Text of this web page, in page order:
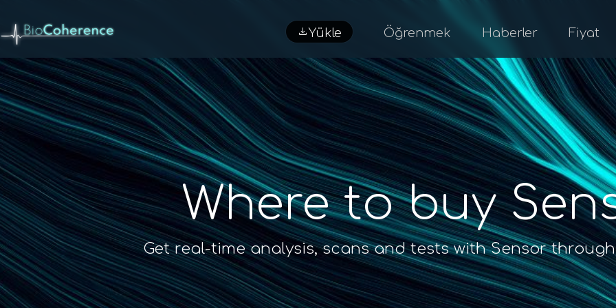
downloadYükle Öğrenmek Haberler Fiyat
Where to buy
Get real-time analysis, scans and tests with Sensor